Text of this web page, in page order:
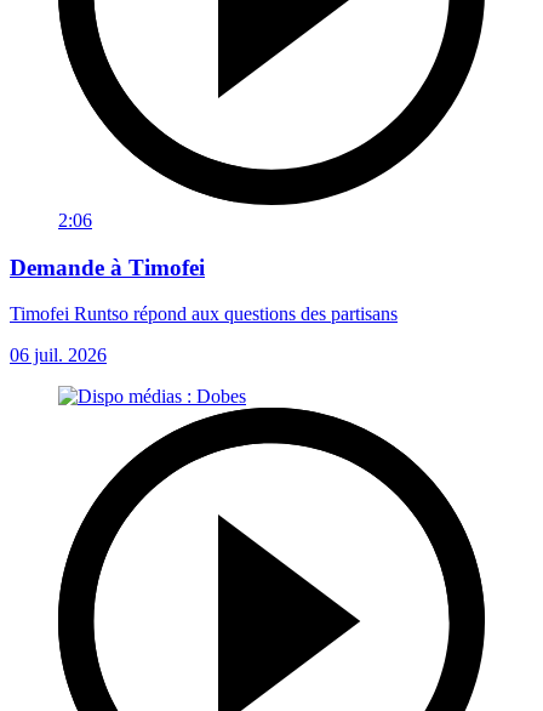
2:06
Demande à Timofei
Timofei Runtso répond aux questions des partisans
06 juil. 2026